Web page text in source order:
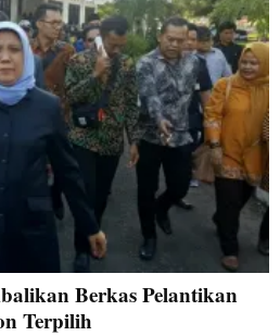
Berkas Pelantikan
Terpilih